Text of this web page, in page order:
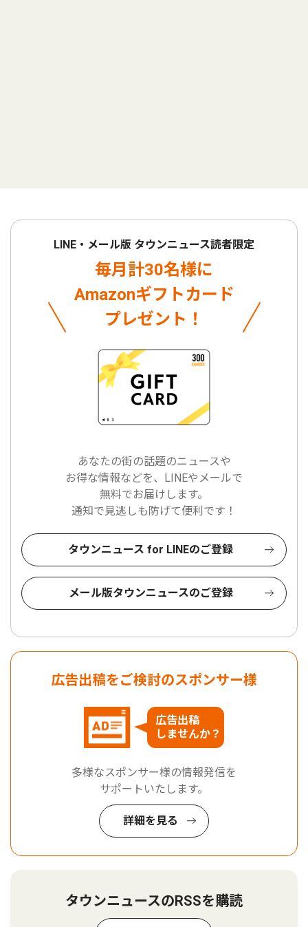
LINE・メール版 タウンニュース読者限定
毎月計30名様に
Amazonギフトカード
プレゼント！
あなたの街の話題のニュースや
お得な情報などを、LINEやメールで
無料でお届けします。
通知で見逃しも防げて便利です！
タウンニュース for LINEのご登録
メール版タウンニュースのご登録
広告出稿をご検討のスポンサー様
広告出稿
しませんか？
多様なスポンサー様の情報発信を
サポートいたします。
詳細を見る
タウンニュースのRSSを購読